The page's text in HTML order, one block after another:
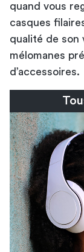
quand vous
casques
qualité de son
mélomanes
d’accessoires.